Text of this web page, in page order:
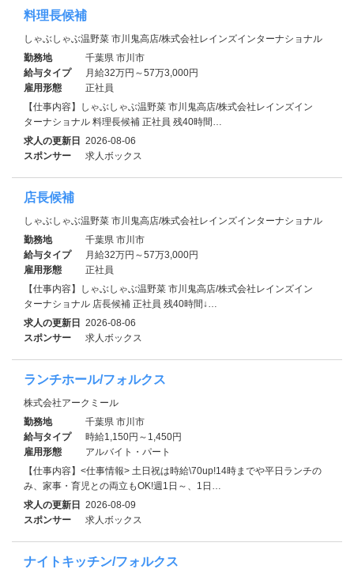
料理長候補
しゃぶしゃぶ温野菜 市川鬼高店/株式会社レインズインターナショナル
勤務地
千葉県 市川市
給与タイプ
月給32万円～57万3,000円
雇用形態
正社員
【仕事内容】しゃぶしゃぶ温野菜 市川鬼高店/株式会社レインズイン
ターナショナル 料理長候補 正社員 残40時間…
求人の更新日 2026-08-06
スポンサー
求人ボックス
店長候補
しゃぶしゃぶ温野菜 市川鬼高店/株式会社レインズインターナショナル
勤務地
千葉県 市川市
給与タイプ
月給32万円～57万3,000円
雇用形態
正社員
【仕事内容】しゃぶしゃぶ温野菜 市川鬼高店/株式会社レインズイン
ターナショナル 店長候補 正社員 残40時間↓…
求人の更新日 2026-08-06
スポンサー
求人ボックス
ランチホール/フォルクス
株式会社アークミール
勤務地
千葉県 市川市
給与タイプ
時給1,150円～1,450円
雇用形態
アルバイト・パート
【仕事内容】<仕事情報> 土日祝は時給\70up!14時までや平日ランチの
み、家事・育児との両立もOK!週1日～、1日…
求人の更新日 2026-08-09
スポンサー
求人ボックス
ナイトキッチン/フォルクス